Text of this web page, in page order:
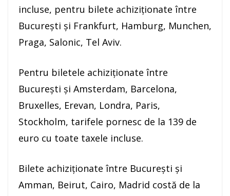
incluse, pentru bilete achiziţionate între
Bucureşti şi Frankfurt, Hamburg, Munchen,
Praga, Salonic, Tel Aviv.
Pentru biletele achiziţionate între
Bucureşti şi Amsterdam, Barcelona,
Bruxelles, Erevan, Londra, Paris,
Stockholm, tarifele pornesc de la 139 de
euro cu toate taxele incluse.
Bilete achiziţionate între Bucureşti şi
Amman, Beirut, Cairo, Madrid costă de la